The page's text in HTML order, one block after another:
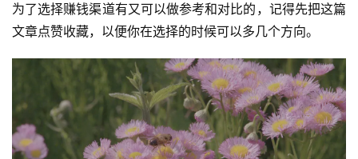
为了选择赚钱渠道有又可以做参考和对比的，记得先把这篇
文章点赞收藏，以便你在选择的时候可以多几个方向。